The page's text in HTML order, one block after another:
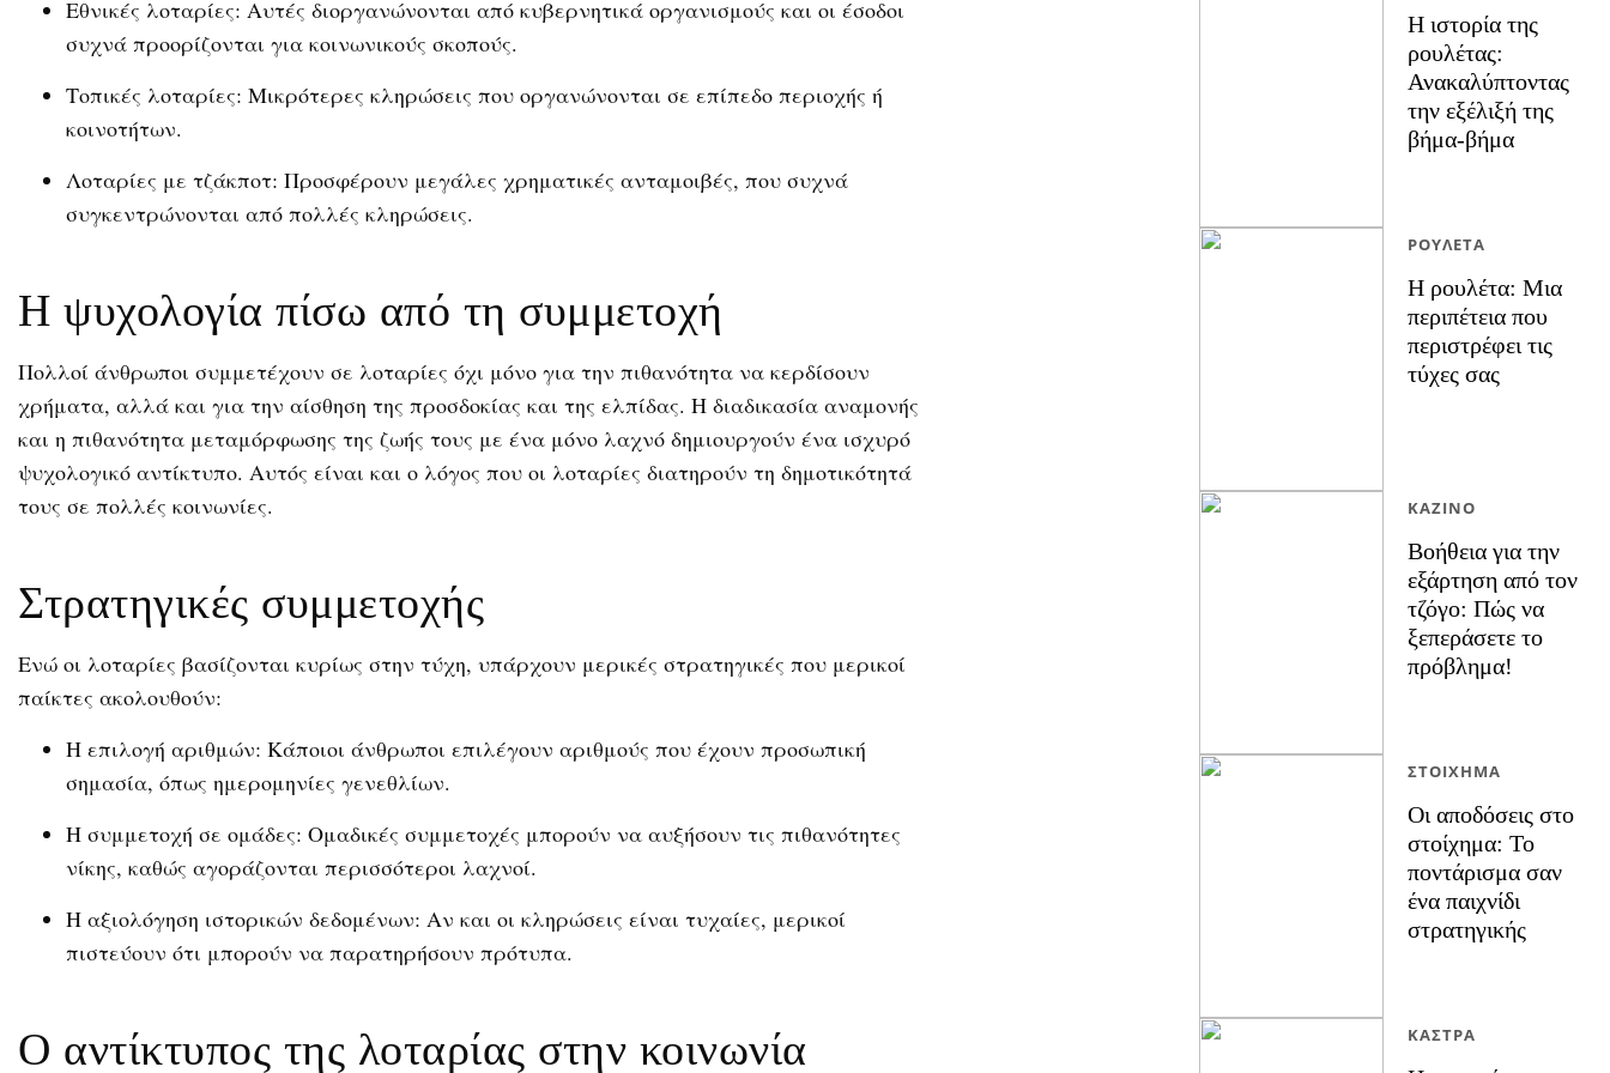
Εθνικές λοταρίες: Αυτές διοργανώνονται από κυβερνητικά οργανισμούς και οι έσοδοι
συχνά προορίζονται για κοινωνικούς σκοπούς.
Τοπικές λοταρίες: Μικρότερες κληρώσεις που οργανώνονται σε επίπεδο περιοχής ή
κοινοτήτων.
Λοταρίες με τζάκποτ: Προσφέρουν μεγάλες χρηματικές ανταμοιβές, που συχνά
συγκεντρώνονται από πολλές κληρώσεις.
Η ψυχολογία πίσω από τη συμμετοχή
Πολλοί άνθρωποι συμμετέχουν σε λοταρίες όχι μόνο για την πιθανότητα να κερδίσουν
χρήματα, αλλά και για την αίσθηση της προσδοκίας και της ελπίδας. Η διαδικασία αναμονής
και η πιθανότητα μεταμόρφωσης της ζωής τους με ένα μόνο λαχνό δημιουργούν ένα ισχυρό
ψυχολογικό αντίκτυπο. Αυτός είναι και ο λόγος που οι λοταρίες διατηρούν τη δημοτικότητά
τους σε πολλές κοινωνίες.
Στρατηγικές συμμετοχής
Ενώ οι λοταρίες βασίζονται κυρίως στην τύχη, υπάρχουν μερικές στρατηγικές που μερικοί
παίκτες ακολουθούν:
Η επιλογή αριθμών: Κάποιοι άνθρωποι επιλέγουν αριθμούς που έχουν προσωπική
σημασία, όπως ημερομηνίες γενεθλίων.
Η συμμετοχή σε ομάδες: Ομαδικές συμμετοχές μπορούν να αυξήσουν τις πιθανότητες
νίκης, καθώς αγοράζονται περισσότεροι λαχνοί.
Η αξιολόγηση ιστορικών δεδομένων: Αν και οι κληρώσεις είναι τυχαίες, μερικοί
πιστεύουν ότι μπορούν να παρατηρήσουν πρότυπα.
Ο αντίκτυπος της λοταρίας στην κοινωνία
Η ιστορία της
ρουλέτας:
Ανακαλύπτοντας
την εξέλιξή της
βήμα-βήμα
Η ρουλέτα: Μια
περιπέτεια που
περιστρέφει τις
τύχες σας
ΡΟΥΛΈΤΑ
Βοήθεια για την
εξάρτηση από τον
τζόγο: Πώς να
ξεπεράσετε το
πρόβλημα!
ΚΑΖΊΝΟ
Οι αποδόσεις στο
στοίχημα: Το
ποντάρισμα σαν
ένα παιχνίδι
στρατηγικής
ΣΤΟΊΧΗΜΑ
ΚΆΣΤΡΑ